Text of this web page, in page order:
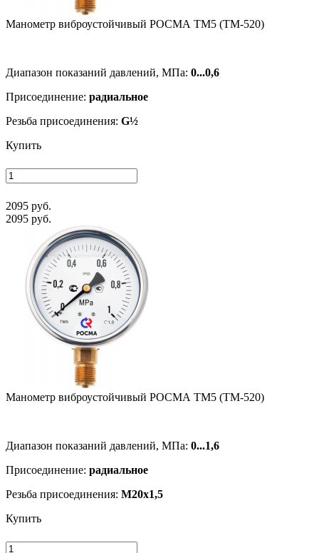
Манометр виб­ро­ус­той­чи­вый РОСМА ТМ5 (ТМ-520)
Диапазон показаний давлений, МПа: 0...0,6
Присоединение: радиальное
Резьба присоединения: G½
Купить
2095 руб.
2095 руб.
Манометр виб­ро­ус­той­чи­вый РОСМА ТМ5 (ТМ-520)
Диапазон показаний давлений, МПа: 0...1,6
Присоединение: радиальное
Резьба присоединения: M20x1,5
Купить